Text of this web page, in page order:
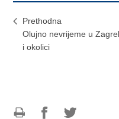
Prethodna
Olujno nevrijeme u
i okolici